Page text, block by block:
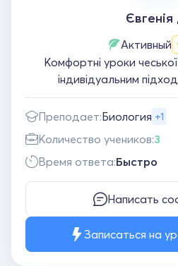
Активный
Комфортні уроки чеської
індивідуальним
Преподает:Биология +1
Количество учеников:3
Время ответа:Быстро
Написать
Записаться на